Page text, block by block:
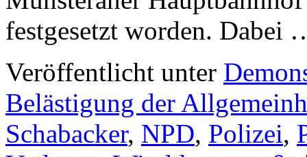
festgesetzt worden.
Veröffentlicht unter
Belästigung der
Schabacker, NPD, Polizei,